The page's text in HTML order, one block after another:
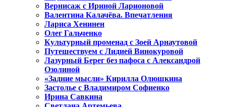
Вернисаж с Ириной Ларионовой
Валентина Калачёва. Впечатления
Лариса Хенинен
Олег Гальченко
Культурный променад с Зоей Арнаутовой
Путешествуем с Лидией Винокуровой
Лазурный Берег без пафоса с Александрой
Озолиной
«Задние мысли» Кирилла Олюшкина
Застолье с Владимиром Софиенко
Ирина Савкина